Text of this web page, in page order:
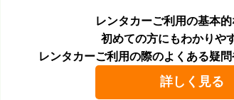
レンタカーご利用の基本
初めての方にもわかりや
レンタカーご利用の際のよくある疑問
詳しく見る